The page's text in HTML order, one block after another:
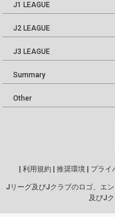
J1 LEAGUE
J2 LEAGUE
J3 LEAGUE
Summary
Other
利用規約 推奨環境 プライ
Jリーグ及びJクラブのロゴ、エ
及びJク